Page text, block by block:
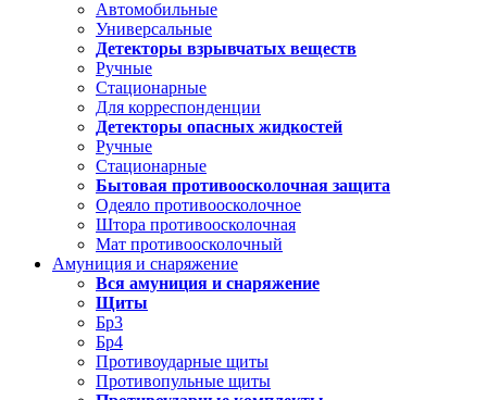
Автомобильные
Универсальные
Детекторы взрывчатых веществ
Ручные
Стационарные
Для корреспонденции
Детекторы опасных жидкостей
Ручные
Стационарные
Бытовая противоосколочная защита
Одеяло противоосколочное
Штора противоосколочная
Мат противоосколочный
Амуниция и снаряжение
Вся амуниция и снаряжение
Щиты
Бр3
Бр4
Противоударные щиты
Противопульные щиты